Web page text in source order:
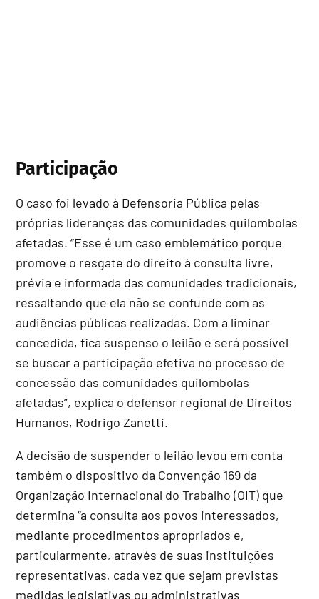
Participação
O caso foi levado à Defensoria Pública pelas
próprias lideranças das comunidades quilombolas
afetadas. “Esse é um caso emblemático porque
promove o resgate do direito à consulta livre,
prévia e informada das comunidades tradicionais,
ressaltando que ela não se confunde com as
audiências públicas realizadas. Com a liminar
concedida, fica suspenso o leilão e será possível
se buscar a participação efetiva no processo de
concessão das comunidades quilombolas
afetadas”, explica o defensor regional de Direitos
Humanos, Rodrigo Zanetti.
A decisão de suspender o leilão levou em conta
também o dispositivo da Convenção 169 da
Organização Internacional do Trabalho (OIT) que
determina “a consulta aos povos interessados,
mediante procedimentos apropriados e,
particularmente, através de suas instituições
representativas, cada vez que sejam previstas
medidas legislativas ou administrativas